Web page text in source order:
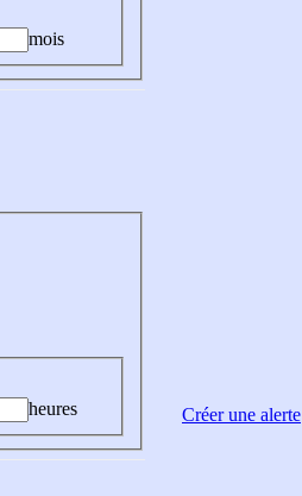
mois
heures
Créer une alerte